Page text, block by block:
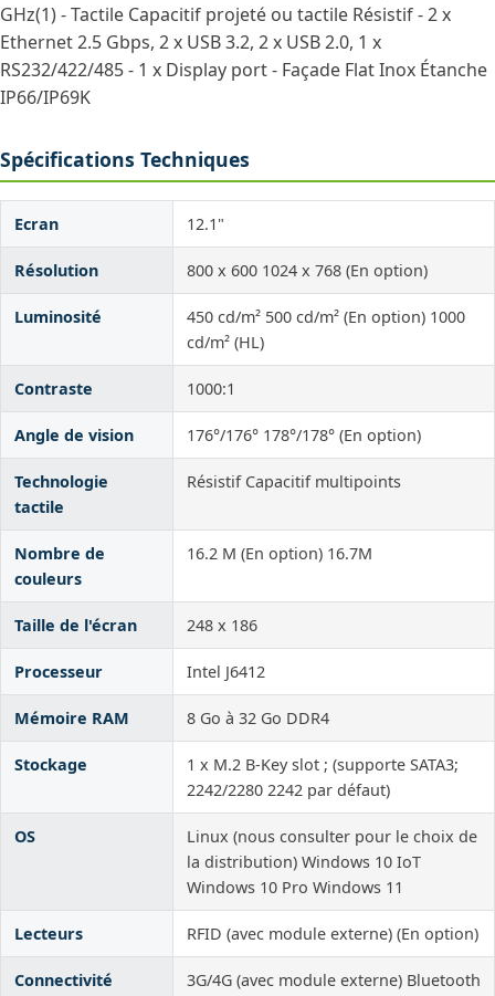
GHz(1) - Tactile Capacitif projeté ou tactile Résistif - 2 x
Ethernet 2.5 Gbps, 2 x USB 3.2, 2 x USB 2.0, 1 x
RS232/422/485 - 1 x Display port - Façade Flat Inox Étanche
IP66/IP69K
Spécifications Techniques
Ecran 12.1"
Résolution 800 x 600 1024 x 768 (En option)
Luminosité
450 cd/m² 500 cd/m² (En option) 1000
cd/m² (HL)
Contraste 1000:1
Angle de vision 176°/176° 178°/178° (En option)
Technologie
tactile
Résistif Capacitif multipoints
Nombre de
couleurs
16.2 M (En option) 16.7M
Taille de l'écran 248 x 186
Processeur Intel J6412
Mémoire RAM 8 Go à 32 Go DDR4
Stockage
1 x M.2 B-Key slot ; (supporte SATA3;
2242/2280 2242 par défaut)
OS
Linux (nous consulter pour le choix de
la distribution) Windows 10 IoT
Windows 10 Pro Windows 11
Lecteurs RFID (avec module externe) (En option)
Connectivité
3G/4G (avec module externe) Bluetooth